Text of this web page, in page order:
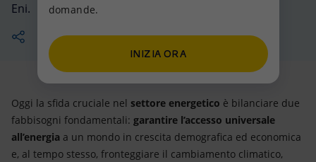
Persone e Partnership
Net Zero
Modello satellitare
Energia accessibile
Innovazione
Tecnologie per la transizione
Collaborazioni per l'innovazione
Attività nel mondo
Imprese
Mobilità
Eni.
Oggi la sfida cruciale nel settore energetico è bilanciare due
fabbisogni fondamentali: garantire l’accesso universale
all’energia a un mondo in crescita demografica ed economica
e, al tempo stesso, fronteggiare il cambiamento climatico,
domande.
INIZIA ORA